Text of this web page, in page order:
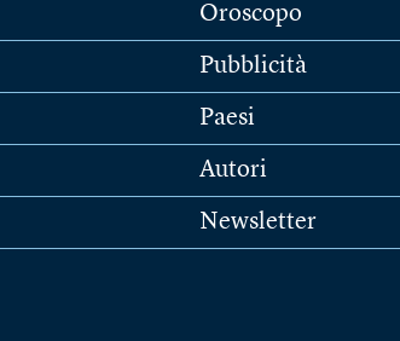
Oroscopo
Pubblicità
Paesi
Autori
Newsletter